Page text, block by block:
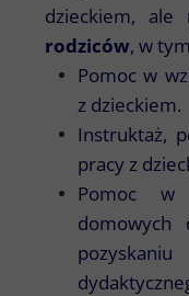
dzieckiem, ale
rodziców, w
Pomoc w
z dzieckiem.
Instruktaż,
pracy z
Pomoc w